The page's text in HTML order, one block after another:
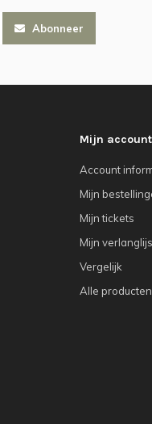
Abonneer
Mijn account
Account
Mijn
Mijn tickets
Mijn
Vergelijk
Alle producten